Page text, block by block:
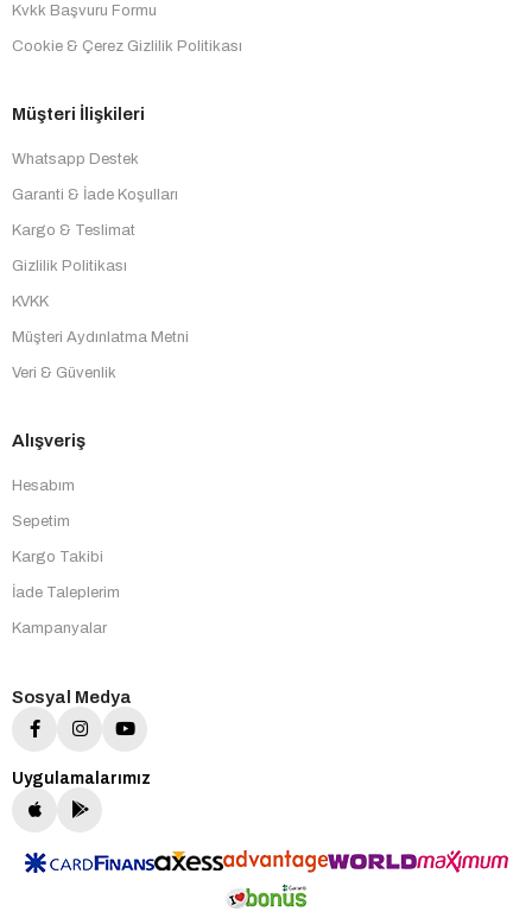
Kvkk Başvuru Formu
Cookie & Çerez Gizlilik Politikası
Müşteri İlişkileri
Whatsapp Destek
Garanti & İade Koşulları
Kargo & Teslimat
Gizlilik Politikası
KVKK
Müşteri Aydınlatma Metni
Veri & Güvenlik
Alışveriş
Hesabım
Sepetim
Kargo Takibi
İade Taleplerim
Kampanyalar
Sosyal Medya
Uygulamalarımız